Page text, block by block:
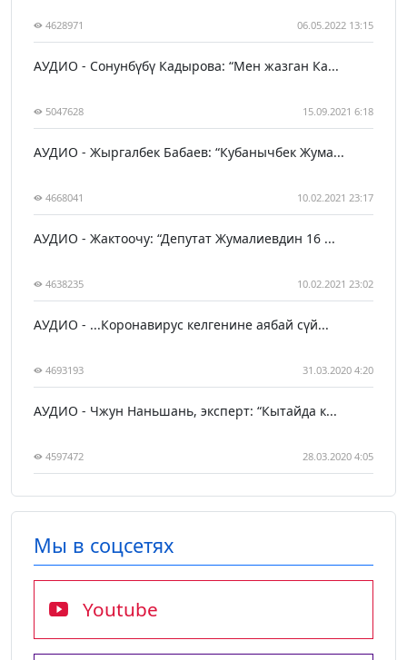
4628971 06.05.2022 13:15
АУДИО - Сонунбүбү Кадырова: “Мен жазган Ка...
5047628 15.09.2021 6:18
АУДИО - Жыргалбек Бабаев: “Кубанычбек Жума...
4668041 10.02.2021 23:17
АУДИО - Жактоочу: “Депутат Жумалиевдин 16 ...
4638235 10.02.2021 23:02
АУДИО - ...Коронавирус келгенине аябай сүй...
4693193 31.03.2020 4:20
АУДИО - Чжун Наньшань, эксперт: “Кытайда к...
4597472 28.03.2020 4:05
Мы в соцсетях
Youtube